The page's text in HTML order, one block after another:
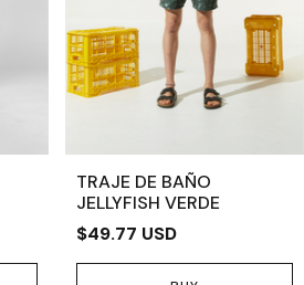
TRAJE DE BAÑO
JELLYFISH VERDE
$49.77 USD